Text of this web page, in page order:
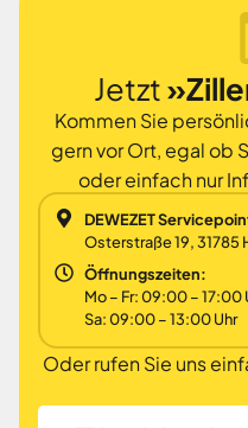
Jetzt
Kommen Sie
gern vor Ort, egal ob
oder einfach nur
DEWEZET
Osterstraße 19, 31785
Öffnungszeiten:
Mo – Fr: 09:00 – 17:00
Sa: 09:00 – 13:00 Uhr
Oder rufen Sie uns